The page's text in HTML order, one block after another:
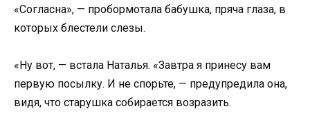
«Согласна», — пробормотала бабушка, пряча глаза, в
которых блестели слезы.
«Ну вот, — встала Наталья. «Завтра я принесу вам
первую посылку. И не спорьте, — предупредила она,
видя, что старушка собирается возразить.